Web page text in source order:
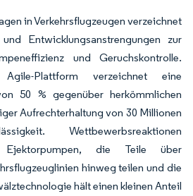
in Verkehrsflugzeugen verzeichnet
Entwicklungsanstrengungen zur
und Geruchskontrolle.
Plattform verzeichnet eine
50 % gegenüber herkömmlichen
Aufrechterhaltung von 30 Millionen
Wettbewerbsreaktionen
Ejektorpumpen, die Teile über
hinweg teilen und die
hält einen kleinen Anteil